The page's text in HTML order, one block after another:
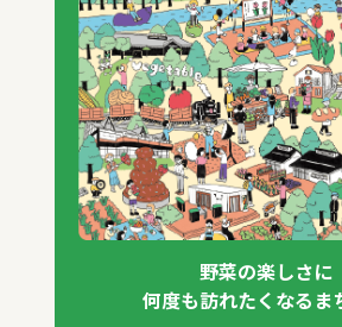
野菜の楽しさに
何度も訪れたくなるま